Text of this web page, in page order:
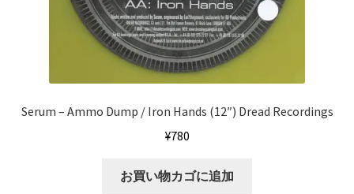
Serum ‎– Ammo Dump / Iron Hands (12″) Dread Recordings
¥780
お買い物カゴに追加